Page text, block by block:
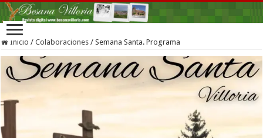
Inicio / Colaboraciones / Semana Santa. Programa